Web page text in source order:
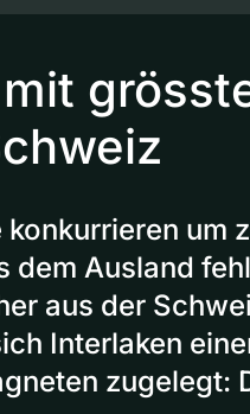
um
dem Ausland
aus der
Interlaken
zugelegt: